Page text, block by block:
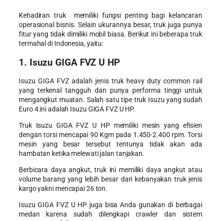
Kehadiran truk memiliki fungsi penting bagi kelancaran
operasional bisnis. Selain ukurannya besar, truk juga punya
fitur yang tidak dimiliki mobil biasa. Berikut ini beberapatruk
termahal di Indonesia, yaitu:
1. Isuzu GIGA FVZ U HP
Isuzu GIGA FVZ adalah jenis truk heavy duty common rail
yang terkenal tangguh dan punya performa tinggi untuk
mengangkut muatan. Salah satu tipe truk Isuzu yang sudah
Euro 4 ini adalah Isuzu GIGA FVZ U HP.
Truk Isuzu GIGA FVZ U HP memiliki mesin yang efisien
dengan torsi mencapai 90 Kgm pada 1.450-2.400 rpm. Torsi
mesin yang besar tersebut tentunya tidak akan ada
hambatan ketika melewati jalan tanjakan.
Berbicara daya angkut, truk ini memiliki daya angkut atau
volume barang yang lebih besar dari kebanyakan truk jenis
kargo yakni mencapai 26 ton.
Isuzu GIGA FVZ U HP juga bisa Anda gunakan di berbagai
medan karena sudah dilengkapi crawler dan sistem